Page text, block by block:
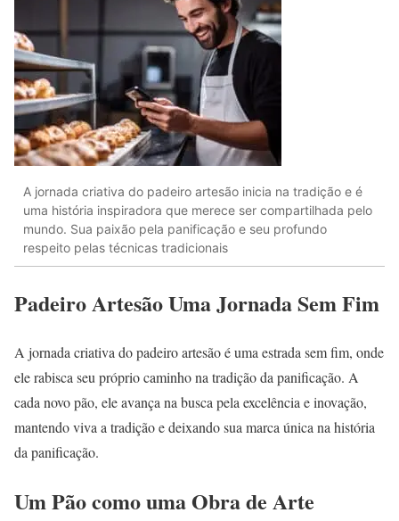
A jornada criativa do padeiro artesão inicia na tradição e é
uma história inspiradora que merece ser compartilhada pelo
mundo. Sua paixão pela panificação e seu profundo
respeito pelas técnicas tradicionais
Padeiro Artesão Uma Jornada Sem Fim
A jornada criativa do padeiro artesão é uma estrada sem fim, onde
ele rabisca seu próprio caminho na tradição da panificação. A
cada novo pão, ele avança na busca pela excelência e inovação,
mantendo viva a tradição e deixando sua marca única na história
da panificação.
Um Pão como uma Obra de Arte